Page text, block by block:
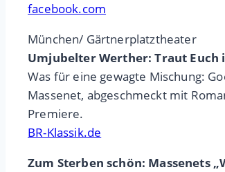
facebook.com
München/ Gärtnerplatztheater
Umjubelter Werther: Traut Euch
Was für eine gewagte Mischung:
Massenet, abgeschmeckt mit
Premiere.
BR-Klassik.de
Zum Sterben schön: Massenets